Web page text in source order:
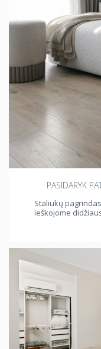
Radiatoriai
Prietaisai
Durys
PASIDARYK
Staliukų
ieškojome